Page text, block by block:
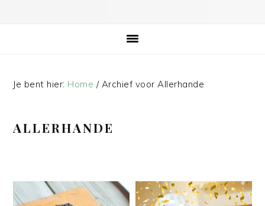
Je bent hier: Home /Archief voor Allerhande
ALLERHANDE